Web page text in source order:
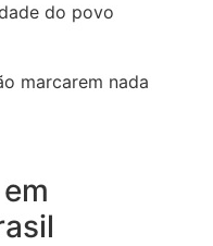
do povo
marcarem nada